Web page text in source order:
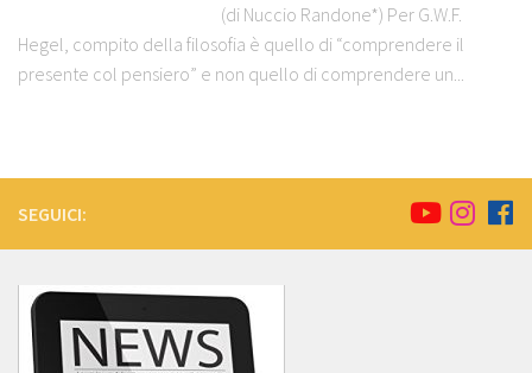
(di Nuccio Randone*) Per G.W.F.
Hegel, compito della filosofia è quello di “comprendere il
presente col pensiero” e non quello di comprendere un...
SEGUICI: